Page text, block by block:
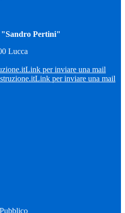
"Sandro Pertini"
Lucca
Link per inviare una mail
Link per inviare una mail